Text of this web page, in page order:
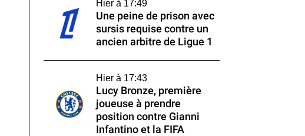
Hier à 17:49
Une peine de prison avec
sursis requise contre un
ancien arbitre de Ligue 1
Hier à 17:43
Lucy Bronze, première
joueuse à prendre
position contre Gianni
Infantino et la FIFA